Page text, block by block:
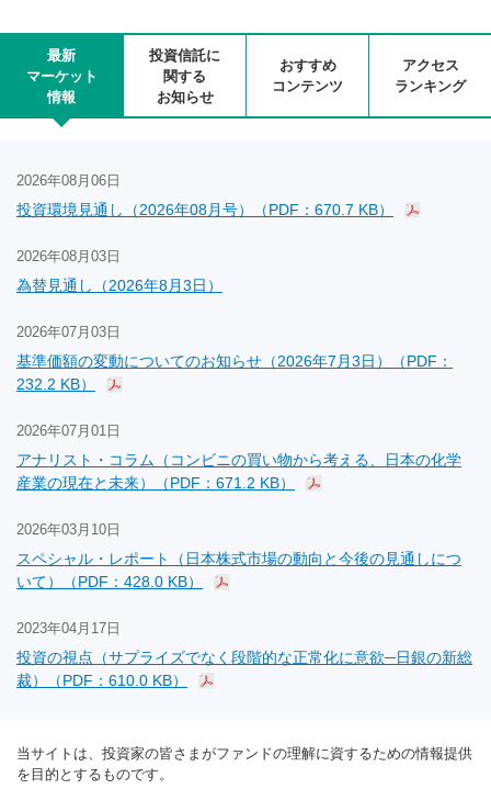
最新
マーケット
情報
投資信託に
関する
お知らせ
おすすめ
コンテンツ
アクセス
ランキング
2026年08月06日
投資環境見通し（2026年08月号）（PDF：670.7 KB）
2026年08月03日
為替見通し（2026年8月3日）
2026年07月03日
基準価額の変動についてのお知らせ（2026年7月3日）（PDF：
232.2 KB）
2026年07月01日
アナリスト・コラム（コンビニの買い物から考える、日本の化学
産業の現在と未来）（PDF：671.2 KB）
2026年03月10日
スペシャル・レポート（日本株式市場の動向と今後の見通しにつ
いて）（PDF：428.0 KB）
2023年04月17日
投資の視点（サプライズでなく段階的な正常化に意欲─日銀の新総
裁）（PDF：610.0 KB）
当サイトは、投資家の皆さまがファンドの理解に資するための情報提供
を目的とするものです。